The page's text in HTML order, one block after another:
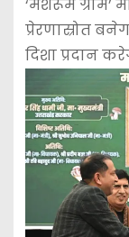
‘मशरूम ग्राम’
प्रेरणास्रोत
दिशा प्रदान